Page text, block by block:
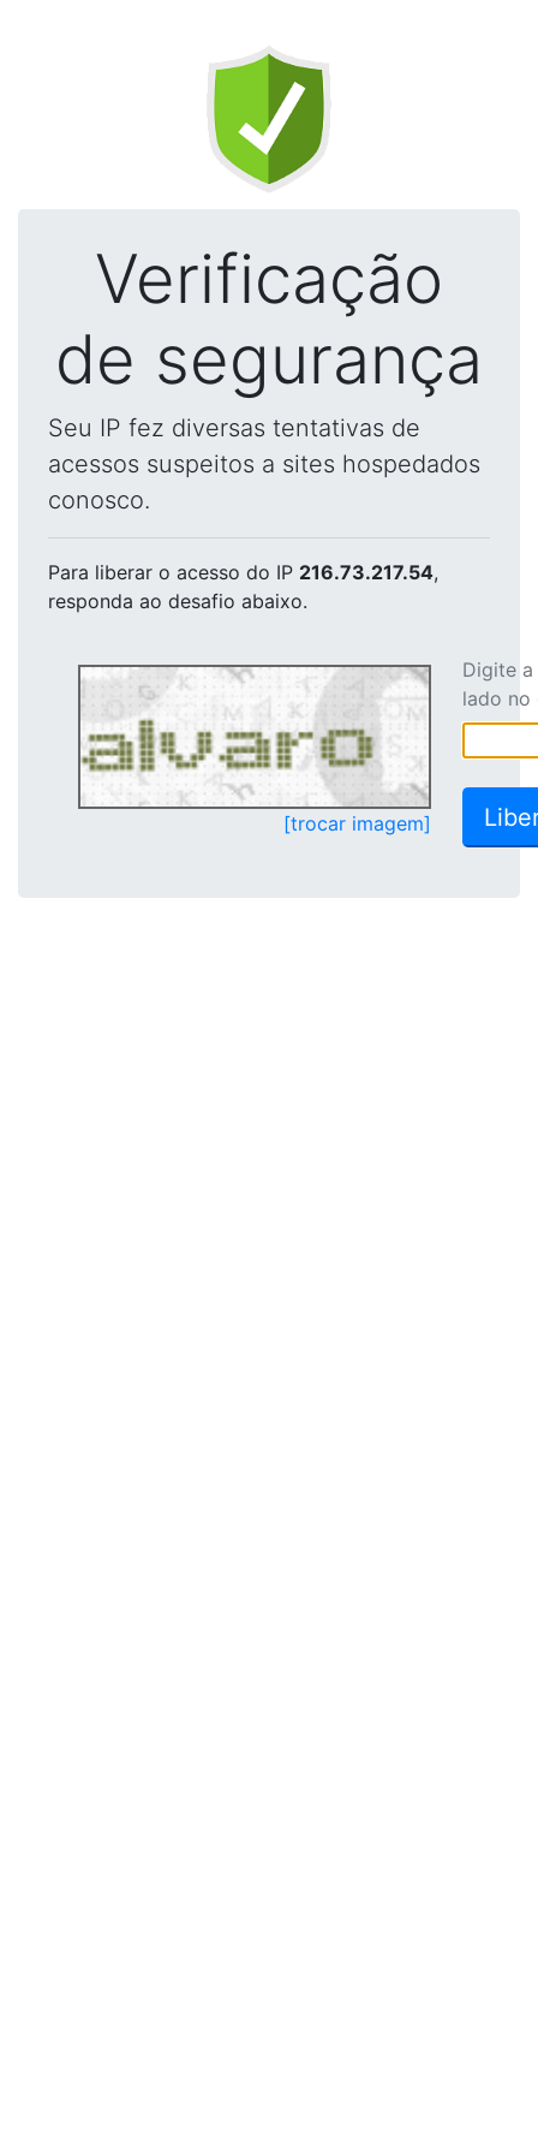
Verificação
de segurança
Seu IP fez diversas tentativas de
acessos suspeitos a sites hospedados
conosco.
Para liberar o acesso do IP 216.73.217.54,
responda ao desafio abaixo.
[trocar imagem]
Digite
lado no